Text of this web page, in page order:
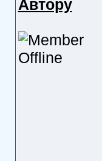
Автору